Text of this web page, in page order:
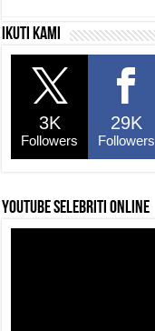
c
e
b
o
o
k
s
p
Ikuti kami
3K
Followers
29K
Followers
YouTube selebriti online